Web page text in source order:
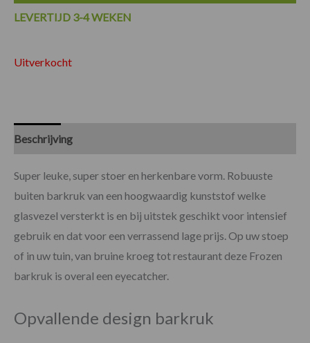
LEVERTIJD 3-4 WEKEN
Uitverkocht
Beschrijving
Super leuke, super stoer en herkenbare vorm. Robuuste
buiten barkruk van een hoogwaardig kunststof welke
glasvezel versterkt is en bij uitstek geschikt voor intensief
gebruik en dat voor een verrassend lage prijs. Op uw stoep
of in uw tuin, van bruine kroeg tot restaurant deze Frozen
barkruk is overal een eyecatcher.
Opvallende design barkruk